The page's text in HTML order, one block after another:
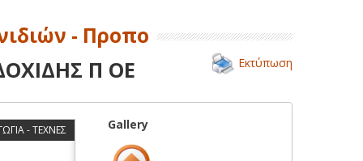
- Προπο
Π ΟΕ Εκτύπωση
- ΤΕΧΝΕΣ Gallery